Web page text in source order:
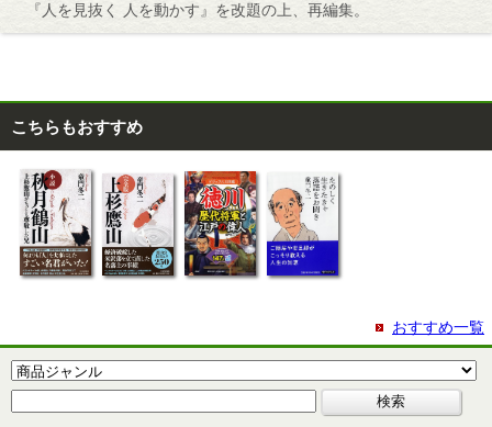
『人を見抜く 人を動かす』を改題の上、再編集。
こちらもおすすめ
おすすめ一覧